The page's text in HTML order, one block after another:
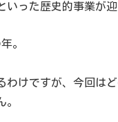
った歴史的事業が
。
けですが、今回は